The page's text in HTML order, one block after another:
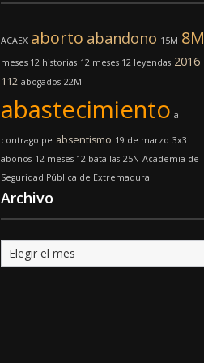
ACAEX aborto abandono 15M 8M
meses 12 historias 12 meses 12 leyendas 2016
112 abogados 22M
abastecimiento a
contragolpe absentismo 19 de marzo 3x3
abonos 12 meses 12 batallas 25N Academia de
Seguridad Pública de Extremadura
Archivo
Archivo